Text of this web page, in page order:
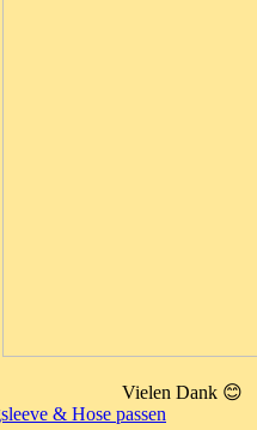
Vielen Dank 😊
& Hose passen